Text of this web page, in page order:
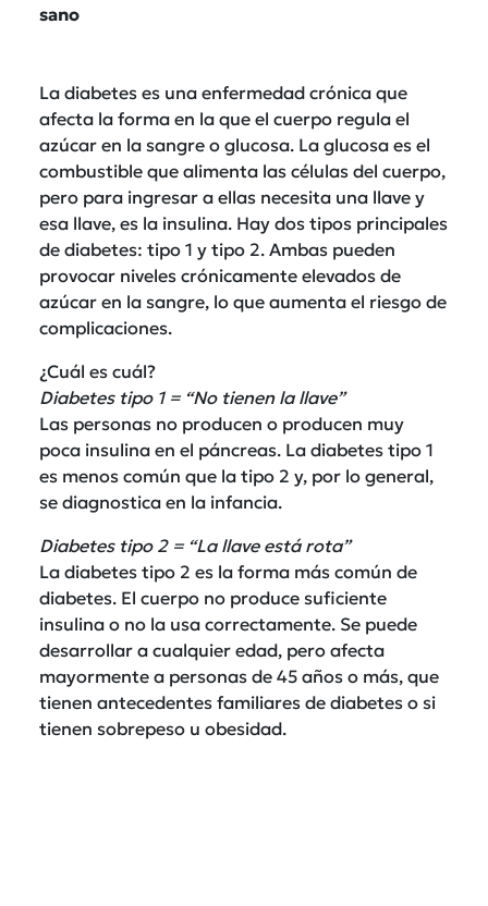
sano
La diabetes es una enfermedad crónica que
afecta la forma en la que el cuerpo regula el
azúcar en la sangre o glucosa. La glucosa es el
combustible que alimenta las células del cuerpo,
pero para ingresar a ellas necesita una llave y
esa llave, es la insulina. Hay dos tipos principales
de diabetes: tipo 1 y tipo 2. Ambas pueden
provocar niveles crónicamente elevados de
azúcar en la sangre, lo que aumenta el riesgo de
complicaciones.
¿Cuál es cuál?
Diabetes tipo 1 = “No tienen la llave”
Las personas no producen o producen muy
poca insulina en el páncreas. La diabetes tipo 1
es menos común que la tipo 2 y, por lo general,
se diagnostica en la infancia.
Diabetes tipo 2 = “La llave está rota”
La diabetes tipo 2 es la forma más común de
diabetes. El cuerpo no produce suficiente
insulina o no la usa correctamente. Se puede
desarrollar a cualquier edad, pero afecta
mayormente a personas de 45 años o más, que
tienen antecedentes familiares de diabetes o si
tienen sobrepeso u obesidad.